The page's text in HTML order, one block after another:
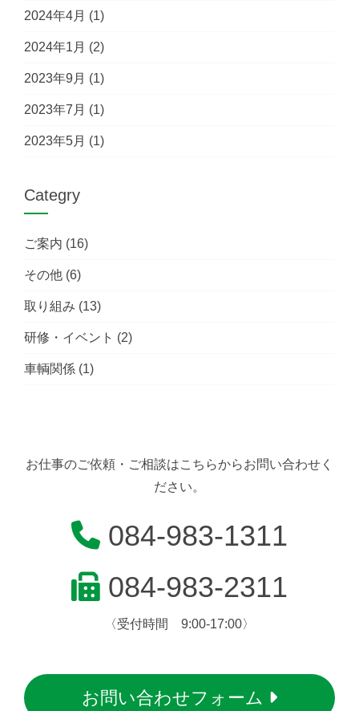
2024年4月 (1)
2024年1月 (2)
2023年9月 (1)
2023年7月 (1)
2023年5月 (1)
Categry
ご案内 (16)
その他 (6)
取り組み (13)
研修・イベント (2)
車輌関係 (1)
お仕事のご依頼・ご相談はこちらからお問い合わせく
ださい。
084-983-1311
084-983-2311
〈受付時間 9:00-17:00〉
お問い合わせフォーム